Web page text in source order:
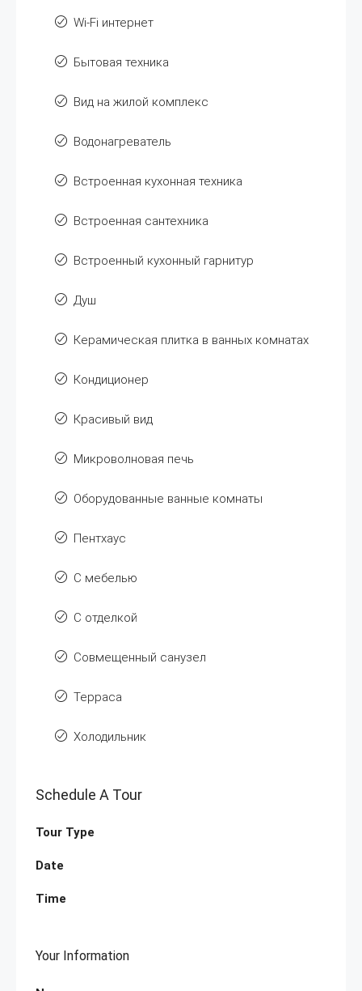
Wi-Fi интернет
Бытовая техника
Вид на жилой комплекс
Водонагреватель
Встроенная кухонная техника
Встроенная сантехника
Встроенный кухонный гарнитур
Душ
Керамическая плитка в ванных комнатах
Кондиционер
Красивый вид
Микроволновая печь
Оборудованные ванные комнаты
Пентхаус
С мебелью
С отделкой
Совмещенный санузел
Терраса
Холодильник
Schedule A Tour
Tour Type
Date
Time
Your Information